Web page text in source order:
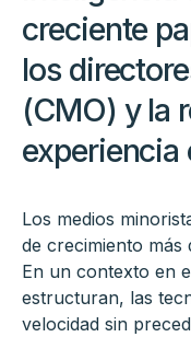
creciente
los
(CMO) y la
experiencia
Los medios
de crecimiento más
En un contexto en
estructuran, las
velocidad sin